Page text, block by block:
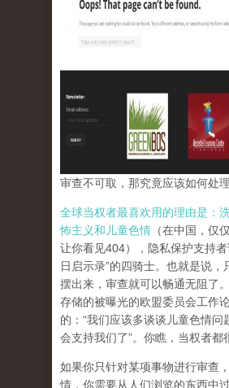
审查不可取，那究竟应该如何处
全球当权者最喜欢用的理由是：
怖主义和儿童色情 （在中国，仅
让你看见404），隐私保护支持
日启示录”的四骑士。也就是说，
摆出来，审查就可以畅通无阻了
存储的被曝光的欧盟委员会工作
的：“我们应该多谈谈儿童色情问
会支持我们了”。你瞧，当权者都
如果你只针对某项事物进行审查
情，你需要从人们浏览的东西中